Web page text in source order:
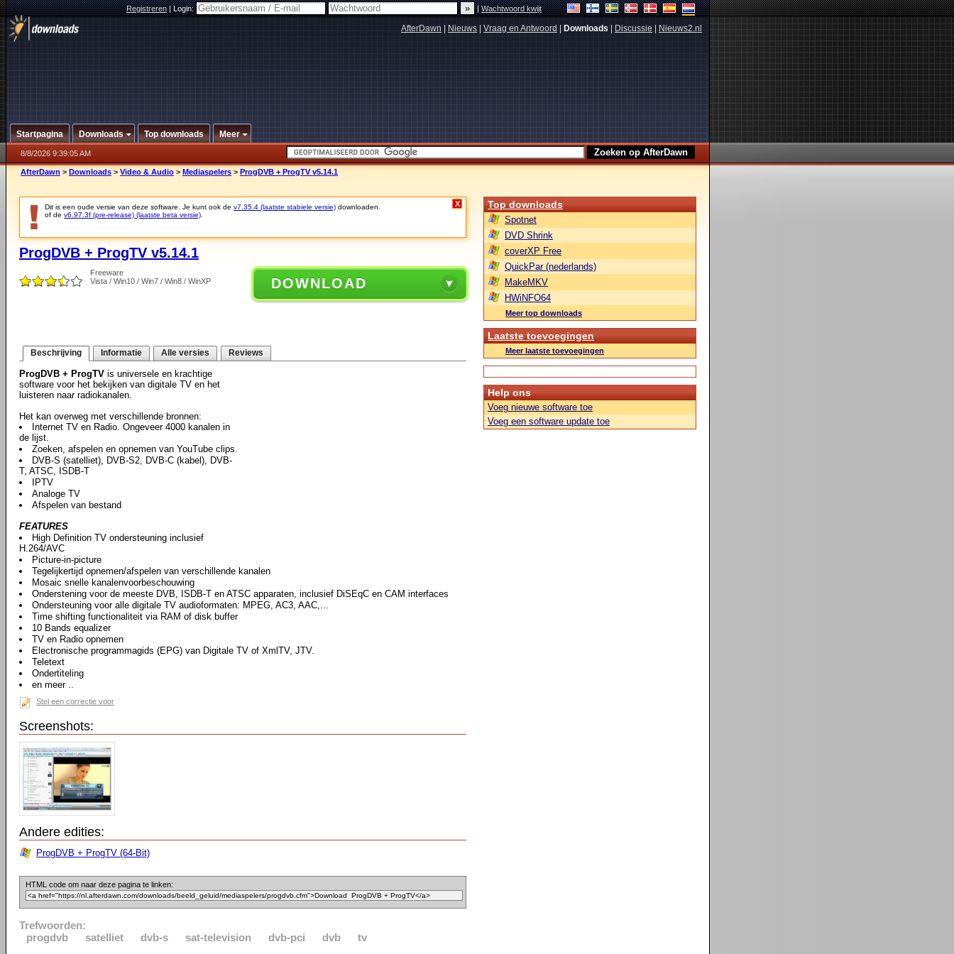
Registreren|Login: |Wachtwoord kwijt
AfterDawn Nieuws Vraag en Antwoord Downloads Discussie Nieuws2.nl
Startpagina Downloads Top downloads Meer
8/8/2026 9:39:05 AM
AfterDawn > Downloads > Video & Audio > Mediaspelers > ProgDVB + ProgTV v5.14.1
Dit is een oude versie van deze software. Je kunt ook de v7.35.4 (laatste stabiele versie) downloaden.
of de v6.97.3f (pre-release) (laatste beta versie)
X
ProgDVB + ProgTV v5.14.1
Freeware
Vista / Win10 / Win7 / Win8 / WinXP
DOWNLOAD
Beschrijving Informatie Alle versies Reviews
ProgDVB + ProgTV is universele en krachtige
software voor het bekijken van digitale TV en het
luisteren naar radiokanalen.
Het kan overweg met verschillende bronnen:
Internet TV en Radio. Ongeveer 4000 kanalen in
de lijst.
Zoeken, afspelen en opnemen van YouTube clips.
DVB-S (satelliet), DVB-S2, DVB-C (kabel), DVB-
T, ATSC, ISDB-T
IPTV
Analoge TV
Afspelen van bestand
FEATURES
High Definition TV ondersteuning inclusief
H.264/AVC
Picture-in-picture
Tegelijkertijd opnemen/afspelen van verschillende kanalen
Mosaic snelle kanalenvoorbeschouwing
Onderstening voor de meeste DVB, ISDB-T en ATSC apparaten, inclusief DiSEqC en CAM interfaces
Ondersteuning voor alle digitale TV audioformaten: MPEG, AC3, AAC,...
Time shifting functionaliteit via RAM of disk buffer
10 Bands equalizer
TV en Radio opnemen
Electronische programmagids (EPG) van Digitale TV of XmlTV, JTV.
Teletext
Ondertiteling
en meer ..
Stel een correctie voor
Screenshots:
Andere edities:
ProgDVB + ProgTV (64-Bit)
HTML code om naar deze pagina te linken:
Trefwoorden:
progdvb
satelliet dvb-s sat-television dvb-pci dvb tv
Top downloads
Spotnet
DVD Shrink
coverXP Free
QuickPar (nederlands)
MakeMKV
HWiNFO64
Meer top downloads
Laatste toevoegingen
Meer laatste toevoegingen
Help ons
Voeg nieuwe software toe
Voeg een software update toe